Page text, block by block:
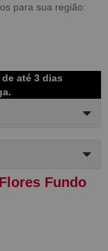
para sua região:
até 3 dias
Fundo